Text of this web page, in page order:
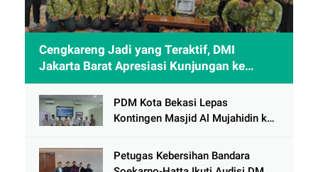
Cengkareng Jadi yang Teraktif, DMI
Jakarta Barat Apresiasi Kunjungan ke
Sheikh Zayed Solo
PDM Kota Bekasi Lepas
Kontingen Masjid Al Mujahidin ke
Petugas Kebersihan Bandara